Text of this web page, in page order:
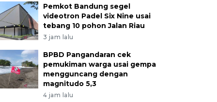
Pemkot Bandung segel
videotron Padel Six Nine usai
tebang 10 pohon Jalan Riau
3 jam lalu
BPBD Pangandaran cek
pemukiman warga usai gempa
mengguncang dengan
magnitudo 5,3
4 jam lalu